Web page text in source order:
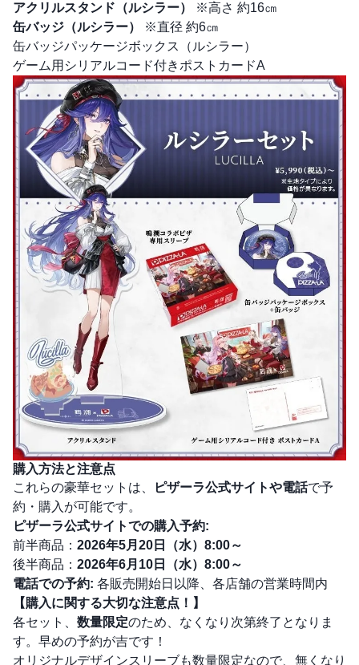
アクリルスタンド（ルシラー）
※高さ 約16㎝
缶バッジ（ルシラー）
※直径 約6㎝
缶バッジパッケージボックス（ルシラー）
ゲーム用シリアルコード付きポストカードA
購入方法と注意点
これらの豪華セットは、
ピザーラ公式サイトや電話で予
約・購入が可能です。
ピザーラ公式サイトでの購入予約:
前半商品： 2026年5月20日（水）8:00～
後半商品： 2026年6月10日（水）8:00～
電話での予約: 各販売開始日以降、各店舗の営業時間内
【購入に関する大切な注意点！】
各セット、 数量限定のため、なくなり次第終了となりま
す。早めの予約が吉です！
オリジナルデザインスリーブも数量限定なので、無くなり